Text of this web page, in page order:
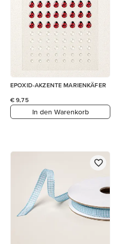
EPOXID-AKZENTE MARIENKÄFER
€ 9,75
In den Warenkorb